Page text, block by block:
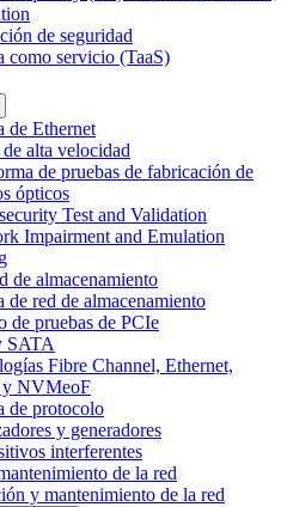
de seguridad
como servicio (TaaS)
de Ethernet
de alta velocidad
de pruebas de fabricación de
ópticos
Test and Validation
Impairment and Emulation
de almacenamiento
de red de almacenamiento
de pruebas de PCIe
SATA
Fibre Channel, Ethernet,
y NVMeoF
de protocolo
y generadores
interferentes
de la red
y mantenimiento de la red